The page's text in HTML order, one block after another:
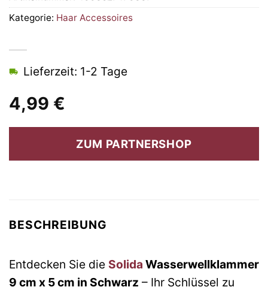
4,99 €
Lieferzeit: 1-2 Tage
ZUM PARTNERSHOP
Kategorie: Haar Accessoires
BESCHREIBUNG
Entdecken Sie die Solida Wasserwellklammer
9 cm x 5 cm in Schwarz – Ihr Schlüssel zu